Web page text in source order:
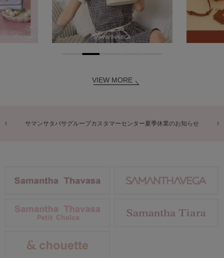
VIEW MORE
商品に関するお詫びとお知らせ